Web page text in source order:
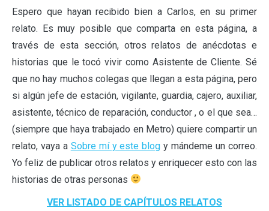
Espero que hayan recibido bien a Carlos, en su primer
relato. Es muy posible que comparta en esta página, a
través de esta sección, otros relatos de anécdotas e
historias que le tocó vivir como Asistente de Cliente. Sé
que no hay muchos colegas que llegan a esta página, pero
si algún jefe de estación, vigilante, guardia, cajero, auxiliar,
asistente, técnico de reparación, conductor , o el que sea…
(siempre que haya trabajado en Metro) quiere compartir un
relato, vaya a Sobre mí y este blog y mándeme un correo.
Yo feliz de publicar otros relatos y enriquecer esto con las
historias de otras personas
VER LISTADO DE CAPÍTULOS RELATOS